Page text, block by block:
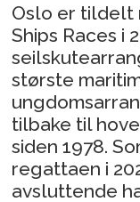
Oslo er tildelt
Ships Races i
største
tilbake til
siden 1978.
regattaen i
avsluttende